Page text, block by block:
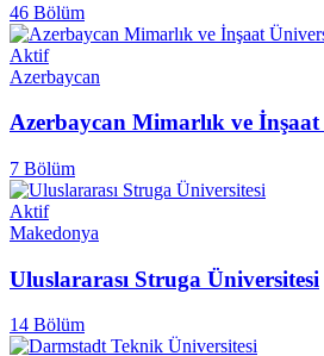
46 Bölüm
Aktif
Azerbaycan
Azerbaycan Mimarlık ve İnşaat
7 Bölüm
Aktif
Makedonya
Uluslararası Struga Üniversitesi
14 Bölüm